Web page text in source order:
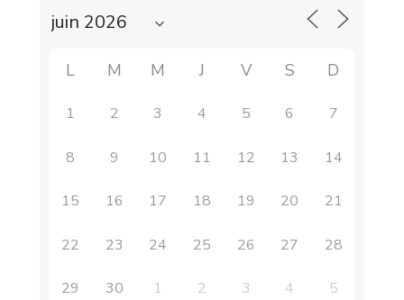
L M M J V S D
1 2 3 4 5 6 7
8 9 10 11 12 13 14
15 16 17 18 19 20 21
22 23 24 25 26 27 28
29 30 1 2 3 4 5